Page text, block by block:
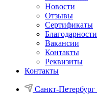
Новости
Отзывы
Сертификаты
Благодарности
Вакансии
Контакты
Реквизиты
Контакты
Санкт-Петербург